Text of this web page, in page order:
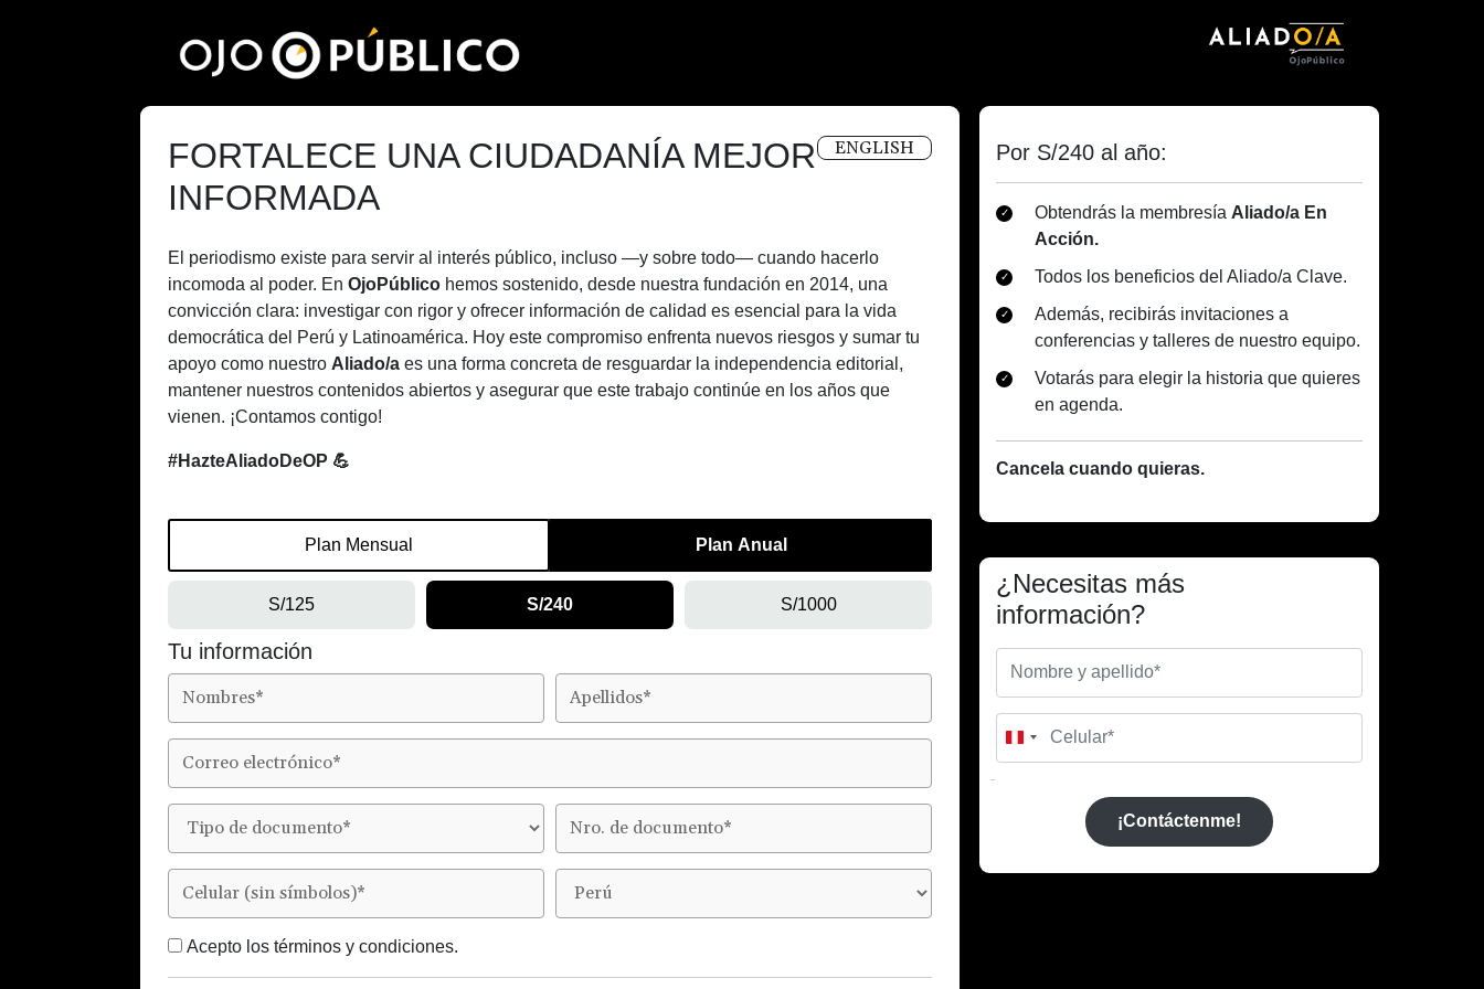
FORTALECE UNA CIUDADANÍA MEJOR
INFORMADA
ENGLISH
El periodismo existe para servir al interés público, incluso —y sobre todo— cuando hacerlo
incomoda al poder. En OjoPúblico hemos sostenido, desde nuestra fundación en 2014, una
convicción clara: investigar con rigor y ofrecer información de calidad es esencial para la vida
democrática del Perú y Latinoamérica. Hoy este compromiso enfrenta nuevos riesgos y sumar tu
apoyo como nuestro Aliado/a es una forma concreta de resguardar la independencia editorial,
mantener nuestros contenidos abiertos y asegurar que este trabajo continúe en los años que
vienen. ¡Contamos contigo!
#HazteAliadoDeOP 💪
Plan Mensual Plan Anual
S/125 S/240 S/1000
Tu información
Acepto los términos y condiciones.
Por S/240 al año:
Obtendrás la membresía Aliado/a En
Acción.
Todos los beneficios del Aliado/a Clave.
Además, recibirás invitaciones a
conferencias y talleres de nuestro equipo.
Votarás para elegir la historia que quieres
en agenda.
Cancela cuando quieras.
¿Necesitas más
información?
Peru
¡Contáctenme!